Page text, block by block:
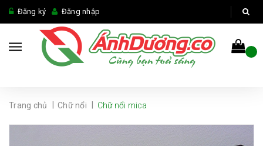
Đăng ký Đăng nhập
Trang chủ Chữ nổi Chữ nổi mica